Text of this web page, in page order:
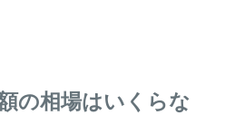
の相場はいくらな